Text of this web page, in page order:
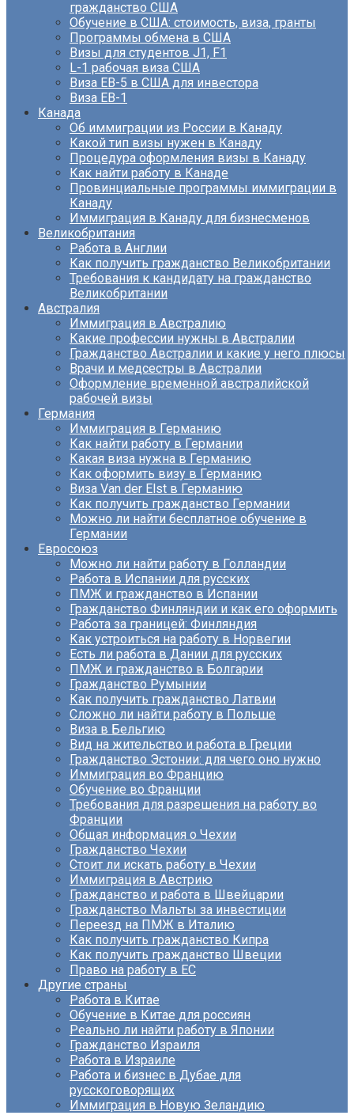
гражданство США
Обучение в США: стоимость, виза, гранты
Программы обмена в США
Визы для студентов J1, F1
L-1 рабочая виза США
Виза EB-5 в США для инвестора
Виза ЕВ-1
Канада
Об иммиграции из России в Канаду
Какой тип визы нужен в Канаду
Процедура оформления визы в Канаду
Как найти работу в Канаде
Провинциальные программы иммиграции в
Канаду
Иммиграция в Канаду для бизнесменов
Великобритания
Работа в Англии
Как получить гражданство Великобритании
Требования к кандидату на гражданство
Великобритании
Австралия
Иммиграция в Австралию
Какие профессии нужны в Австралии
Гражданство Австралии и какие у него плюсы
Врачи и медсестры в Австралии
Оформление временной австралийской
рабочей визы
Германия
Иммиграция в Германию
Как найти работу в Германии
Какая виза нужна в Германию
Как оформить визу в Германию
Виза Van der Elst в Германию
Как получить гражданство Германии
Можно ли найти бесплатное обучение в
Германии
Евросоюз
Можно ли найти работу в Голландии
Работа в Испании для русских
ПМЖ и гражданство в Испании
Гражданство Финляндии и как его оформить
Работа за границей: Финляндия
Как устроиться на работу в Норвегии
Есть ли работа в Дании для русских
ПМЖ и гражданство в Болгарии
Гражданство Румынии
Как получить гражданство Латвии
Сложно ли найти работу в Польше
Виза в Бельгию
Вид на жительство и работа в Греции
Гражданство Эстонии: для чего оно нужно
Иммиграция во Францию
Обучение во Франции
Требования для разрешения на работу во
Франции
Общая информация о Чехии
Гражданство Чехии
Стоит ли искать работу в Чехии
Иммиграция в Австрию
Гражданство и работа в Швейцарии
Гражданство Мальты за инвестиции
Переезд на ПМЖ в Италию
Как получить гражданство Кипра
Как получить гражданство Швеции
Право на работу в ЕС
Другие страны
Работа в Китае
Обучение в Китае для россиян
Реально ли найти работу в Японии
Гражданство Израиля
Работа в Израиле
Работа и бизнес в Дубае для
русскоговорящих
Иммиграция в Новую Зеландию